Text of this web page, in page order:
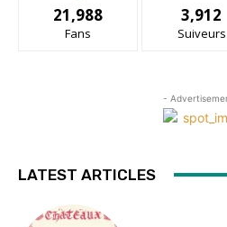
21,988
Fans
3,912
Suiveurs
-
LATEST ARTICLES